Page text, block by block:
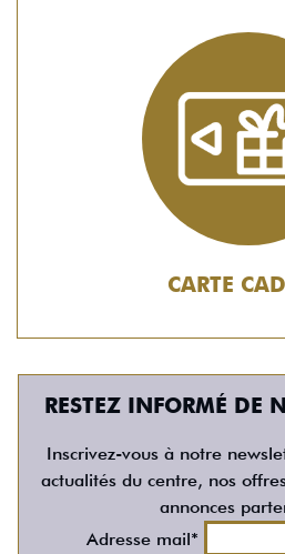
CARTE
RESTEZ INFORMÉ DE
Inscrivez-vous à notre
actualités du centre, nos
annonces
Adresse mail*